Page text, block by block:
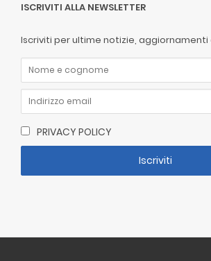
ISCRIVITI ALLA NEWSLETTER
Iscriviti per ultime notizie,
PRIVACY POLICY